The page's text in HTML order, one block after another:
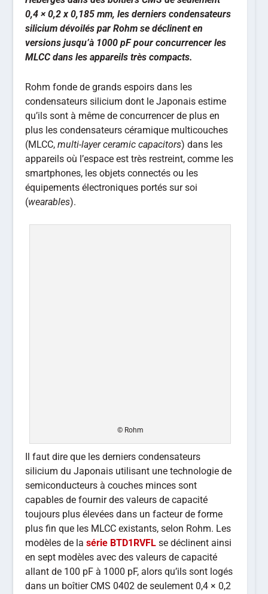
0,4 × 0,2 x 0,185 mm, les derniers condensateurs
silicium dévoilés par Rohm se déclinent en
versions jusqu’à 1000 pF pour concurrencer les
MLCC dans les appareils très compacts.
Rohm fonde de grands espoirs dans les
condensateurs silicium dont le Japonais estime
qu’ils sont à même de concurrencer de plus en
plus les condensateurs céramique multicouches
(MLCC,multi-layer ceramic capacitors) dans les
appareils où l’espace est très restreint, comme les
smartphones, les objets connectés ou les
équipements électroniques portés sur soi
(wearables).
© Rohm
Il faut dire que les derniers condensateurs
silicium du Japonais utilisant une technologie de
semiconducteurs à couches minces sont
capables de fournir des valeurs de capacité
toujours plus élevées dans un facteur de forme
plus fin que les MLCC existants, selon Rohm. Les
modèles de lasérie BTD1RVFL se déclinent ainsi
en sept modèles avec des valeurs de capacité
allant de 100 pF à 1000 pF, alors qu’ils sont logés
dans un boîtier CMS 0402 de seulement 0,4 × 0,2